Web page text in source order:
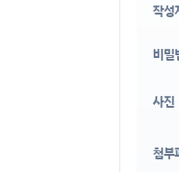
작성
비밀
사진
첨부